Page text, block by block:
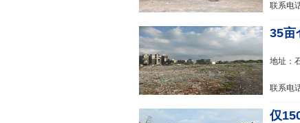
联系电
35亩
地址：
联系电
仅